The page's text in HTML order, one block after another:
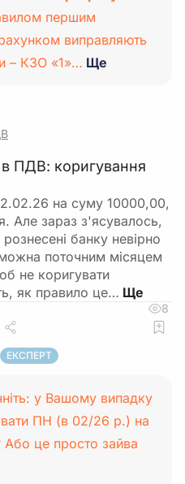
першим
виправляють
– КЗО «1»… Ще
ПДВ: коригування
на суму 10000,00,
Але зараз з'ясувалось,
банку невірно
поточним місяцем
не коригувати
як правило це…
8
ЕКСПЕРТ
у Вашому випадку
ПН (в 02/26 р.) на
Або це просто зайва